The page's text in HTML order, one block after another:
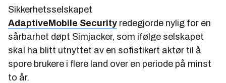
Sikkerhetsselskapet
AdaptiveMobile Security redegjorde nylig for en
sårbarhet døpt Simjacker, som ifølge selskapet
skal ha blitt utnyttet av en sofistikert aktør til å
spore brukere i flere land over en periode på minst
to år.